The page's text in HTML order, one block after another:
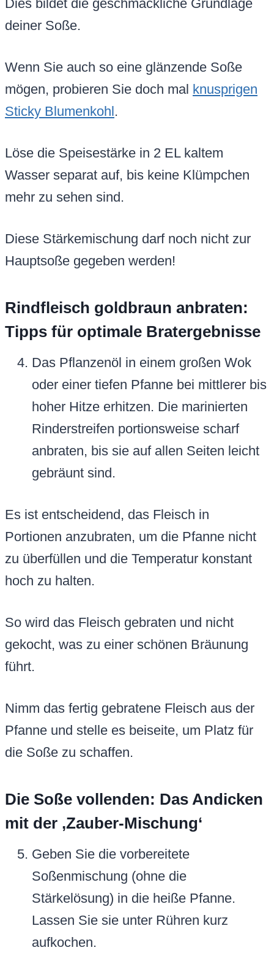
Dies bildet die geschmackliche Grundlage
deiner Soße.
Wenn Sie auch so eine glänzende Soße
mögen, probieren Sie doch mal knusprigen
Sticky Blumenkohl .
Löse die Speisestärke in 2 EL kaltem
Wasser separat auf, bis keine Klümpchen
mehr zu sehen sind.
Diese Stärkemischung darf noch nicht zur
Hauptsoße gegeben werden!
Rindfleisch goldbraun anbraten:
Tipps für optimale Bratergebnisse
Das Pflanzenöl in einem großen Wok
oder einer tiefen Pfanne bei mittlerer bis
hoher Hitze erhitzen. Die marinierten
Rinderstreifen portionsweise scharf
anbraten, bis sie auf allen Seiten leicht
gebräunt sind.
Es ist entscheidend, das Fleisch in
Portionen anzubraten, um die Pfanne nicht
zu überfüllen und die Temperatur konstant
hoch zu halten.
So wird das Fleisch gebraten und nicht
gekocht, was zu einer schönen Bräunung
führt.
Nimm das fertig gebratene Fleisch aus der
Pfanne und stelle es beiseite, um Platz für
die Soße zu schaffen.
Die Soße vollenden: Das Andicken
mit der ‚Zauber-Mischung‘
Geben Sie die vorbereitete
Soßenmischung (ohne die
Stärkelösung) in die heiße Pfanne.
Lassen Sie sie unter Rühren kurz
aufkochen.